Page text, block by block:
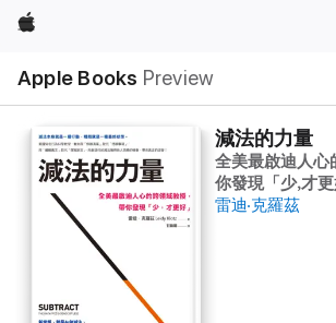
Apple
Apple Books Preview
Nav
Open
Menu
減法的力量
全美最啟迪人心
你發現「少,才更
雷迪‧克羅茲